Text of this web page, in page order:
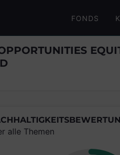
FONDS
alle Themen